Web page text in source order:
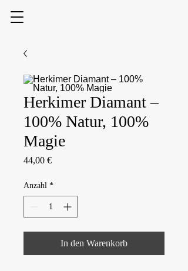
Herkimer Diamant –
100% Natur, 100%
Magie
44,00 €Preis
Anzahl *
In den Warenkorb